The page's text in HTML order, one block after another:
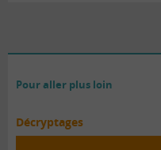
Pour aller plus loin
Décryptages